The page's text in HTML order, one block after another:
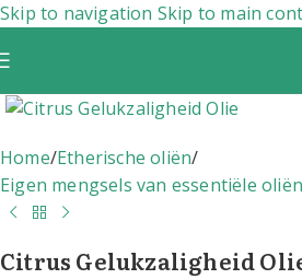
Skip to navigation Skip to main
Home/Etherische oliën/
Eigen mengsels van essentiële oliën
Citrus Gelukzaligheid